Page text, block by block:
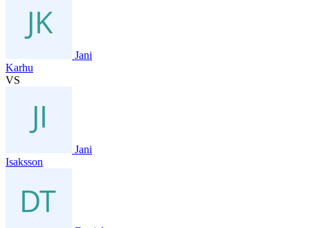
Jani
Karhu
VS
Jani
Isaksson